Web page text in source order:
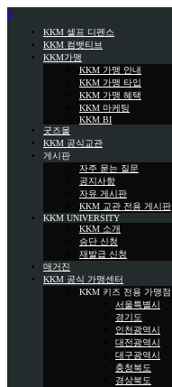
0
KKM 셀프 디펜스
KKM 컴뱃티브
KKM가맹
KKM 가맹 안내
KKM 가맹 타입
KKM 가맹 혜택
KKM 마케팅
KKM BI
굿즈몰
KKM 공식교관
게시판
자주 묻는 질문
공지사항
자유 게시판
KKM 교관 전용 게시판
KKM UNIVERSITY
KKM 소개
승단 신청
재발급 신청
매거진
KKM 공식 가맹센터
KKM 키즈 전용 가맹점
서울특별시
경기도
인천광역시
대전광역시
대구광역시
충청북도
경상북도